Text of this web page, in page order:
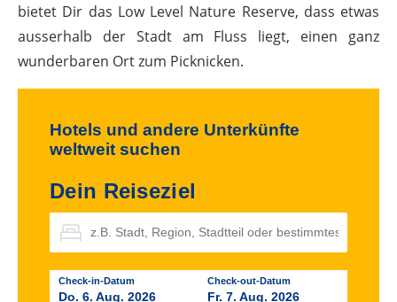
bietet Dir das Low Level Nature Reserve, dass etwas
ausserhalb der Stadt am Fluss liegt, einen ganz
wunderbaren Ort zum Picknicken.
Hotels und andere Unterkünfte
weltweit suchen
Dein Reiseziel
Check-in-Datum
Do. 6. Aug. 2026
Check-out-Datum
Fr. 7. Aug. 2026